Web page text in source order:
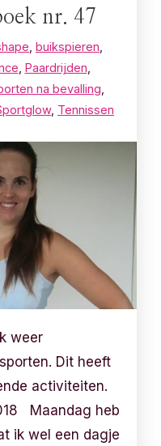
nr. 47
buikspieren
Paardrijden
na bevalling
, Tennissen
weer
Dit heeft
activiteiten.
Maandag heb
ik wel een dagje